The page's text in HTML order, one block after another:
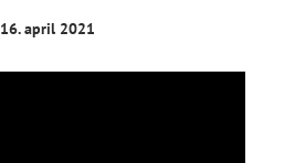
16. april 2021